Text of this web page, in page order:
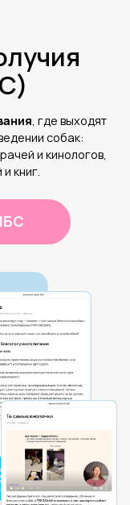
, где выходят
собак:
и кинологов,
книг.